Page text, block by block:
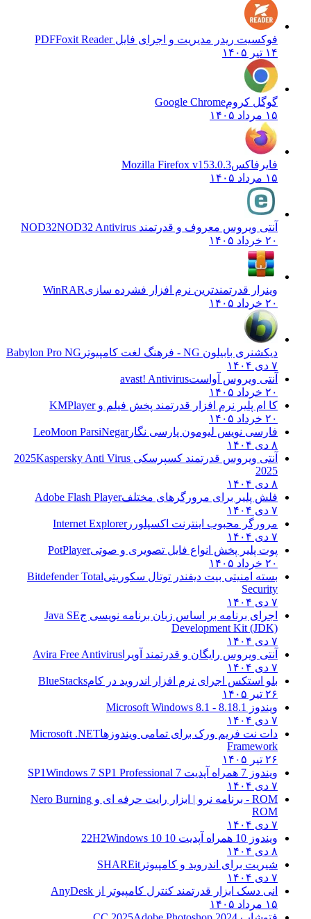
فوکسیت ریدر مدیریت و اجرای فایل PDFFoxit Reader
۱۴ تیر ۱۴۰۵
گوگل کرومGoogle Chrome
۱۵ مرداد ۱۴۰۵
فایرفاکسMozilla Firefox v153.0.3
۱۵ مرداد ۱۴۰۵
آنتی ویروس معروف و قدرتمند NOD32 NOD32 Antivirus
۲۰ خرداد ۱۴۰۵
وینرار قدرتمندترین نرم افزار فشرده سازیWinRAR
۲۰ خرداد ۱۴۰۵
دیکشنری بابیلون NG - فرهنگ لغت کامپیوتر
Babylon Pro NG
۷ دی ۱۴۰۴
آنتی ویروس آواستavast! Antivirus
۲۰ خرداد ۱۴۰۵
کا ام پلیر نرم افزار قدرتمند پخش فیلم وKMPlayer
۲۰ خرداد ۱۴۰۵
فارسی نویس لیومون پارسی نگارLeoMoon ParsiNegar
۸ دی ۱۴۰۴
آنتی ویروس قدرتمند کسپرسکی 2025 Kaspersky Anti Virus
2025
۸ دی ۱۴۰۴
فلش پلیر برای مرورگرهای مختلفAdobe Flash Player
۷ دی ۱۴۰۴
مرورگر محبوب اینترنت اکسپلوررInternet Explorer
۷ دی ۱۴۰۴
پوت پلیر پخش انواع فایل تصویری و صوتیPotPlayer
۲۰ خرداد ۱۴۰۵
بسته امنیتی بیت دیفندر توتال سکوریتیBitdefender Total
Security
۷ دی ۱۴۰۴
اجرای برنامه بر اساس زبان برنامه نویسی جJava SE
Development Kit (JDK)
۷ دی ۱۴۰۴
آنتی ویروس رایگان و قدرتمند آویرا Avira Free Antivirus
۷ دی ۱۴۰۴
بلو استکس اجرای نرم افزار اندروید در کامBlueStacks
۲۶ تیر ۱۴۰۵
ویندوز 8.1
8.1 - Microsoft Windows 8.1
۷ دی ۱۴۰۴
دات نت فریم ورک برای تمامی ویندوزهاMicrosoft .NET
Framework
۲۶ تیر ۱۴۰۵
ویندوز 7 همراه آپدیت 7 SP1
Windows 7 SP1 Professional
۷ دی ۱۴۰۴
ROM - برنامه نرو | ابزار رایت حرفه ای و
Nero Burning
ROM
۷ دی ۱۴۰۴
ویندوز 10 همراه آپدیت 10 22H2
Windows 10
۸ دی ۱۴۰۴
شیریت برای اندروید و کامپیوتر SHAREit
۷ دی ۱۴۰۴
انی دسک ابزار قدرتمند کنترل کامپیوتر از AnyDesk
۱۵ مرداد ۱۴۰۵